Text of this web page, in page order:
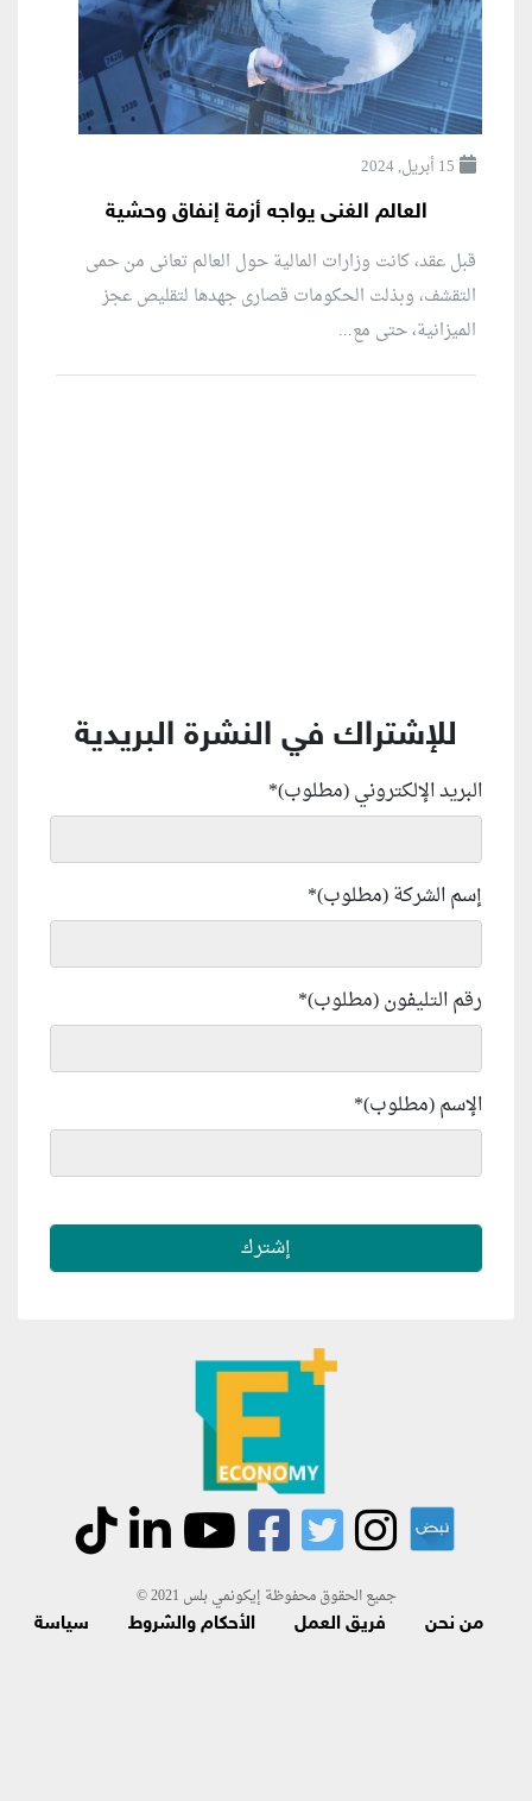
15 أبريل, 2024
العالم الغنى يواجه أزمة إنفاق وحشية
قبل عقد، كانت وزارات المالية حول العالم تعانى من حمى
التقشف، وبذلت الحكومات قصارى جهدها لتقليص عجز
الميزانية، حتى مع...
للإشتراك في النشرة البريدية
البريد الإلكتروني (مطلوب)*
إسم الشركة (مطلوب)*
رقم التليفون (مطلوب)*
الإسم (مطلوب)*
جميع الحقوق محفوظة إيكونمي بلس 2021 ©
من نحن فريق العمل الأحكام والشروط
سياسة